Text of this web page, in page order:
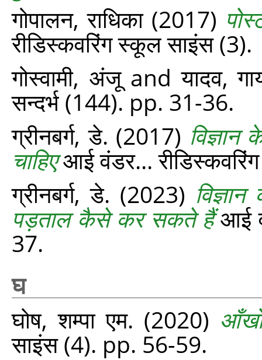
गोपालन, राधिका(2017)
रीडिस्‍कवरिंग स्‍कूल साइंस (3).
गोस्वामी, अंजूandयादव,
सन्‍दर्भ (144). pp. 31-36.
ग्रीनबर्ग, डे. (2017)
चाहिएआई वंडर...
ग्रीनबर्ग, डे. (2023)
पड़ताल कैसे कर सकते हैंआई
37.
घ
घोष, शम्पा एम. (2020)
साइंस (4). pp. 56-59.